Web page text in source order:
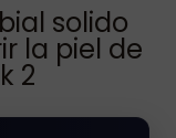
solido
la piel de
2